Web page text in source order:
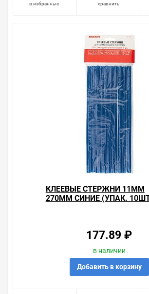
в избранные сравнить
КЛЕЕВЫЕ СТЕРЖНИ 11ММ
270ММ СИНИЕ (УПАК.
177.89 ₽
в наличии
Добавить в корзину